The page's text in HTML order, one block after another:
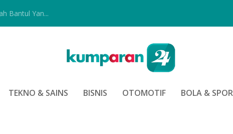
Bantul Yan...
TEKNO & SAINS BISNIS OTOMOTIF BOLA &